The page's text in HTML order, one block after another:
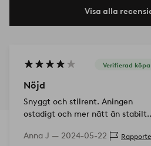
Visa alla
Verifierad
Nöjd
Snyggt och stilrent. Aningen
ostadigt och mer nätt än stabilt.
det passar jättebra med resten
Anna J — 2024-05-22